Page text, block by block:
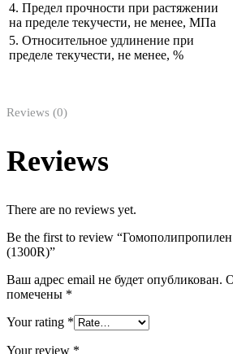
4. Предел прочности при растяжении
на пределе текучести, не менее, МПа
5. Относительное удлинение при
пределе текучести, не менее, %
Reviews (0)
Reviews
There are no reviews yet.
Be the first to review
(1300R)”
Ваш адрес email не будет опубликован.
помечены *
Your rating *
Your review *